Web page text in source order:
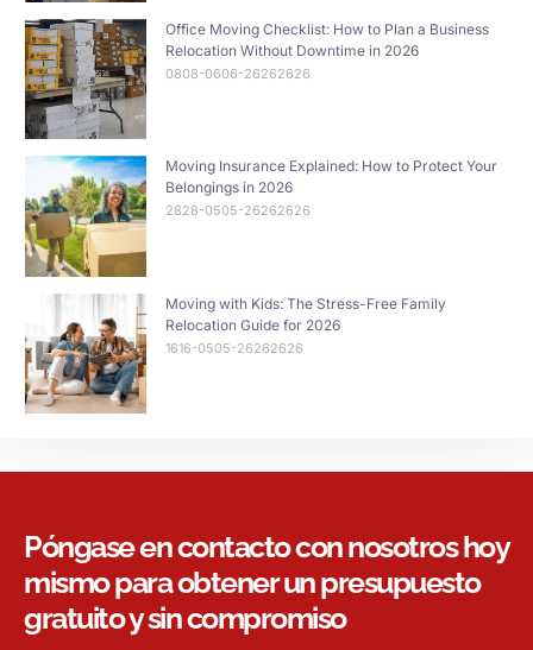
Office Moving Checklist: How to Plan a Business
Relocation Without Downtime in 2026
0808-0606-26262626
Moving Insurance Explained: How to Protect Your
Belongings in 2026
2828-0505-26262626
Moving with Kids: The Stress-Free Family
Relocation Guide for 2026
1616-0505-26262626
Póngase en contacto con nosotros hoy
mismo para obtener un presupuesto
gratuito y sin compromiso